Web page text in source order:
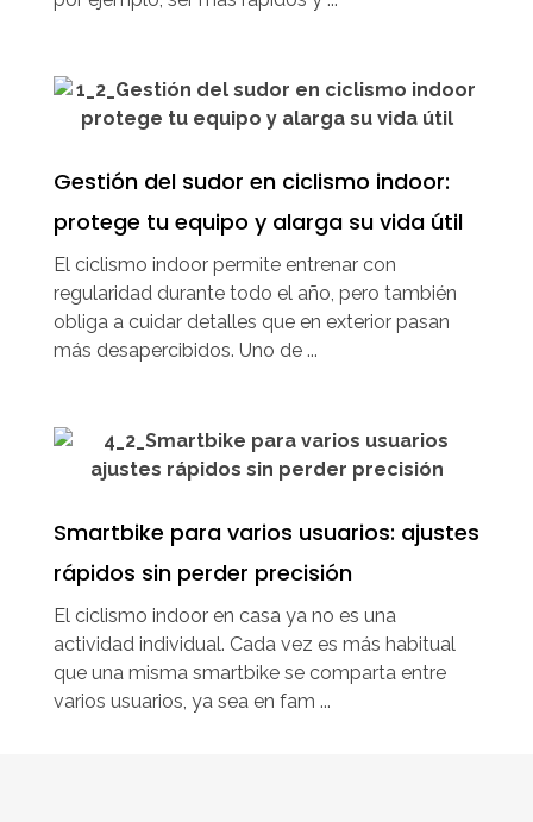
Gestión del sudor en ciclismo indoor:
protege tu equipo y alarga su vida útil
El ciclismo indoor permite entrenar con
regularidad durante todo el año, pero también
obliga a cuidar detalles que en exterior pasan
más desapercibidos. Uno de ...
Smartbike para varios usuarios: ajustes
rápidos sin perder precisión
El ciclismo indoor en casa ya no es una
actividad individual. Cada vez es más habitual
que una misma smartbike se comparta entre
varios usuarios, ya sea en fam ...